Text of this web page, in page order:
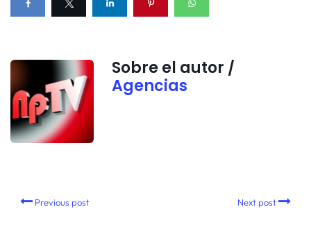
Sobre el autor /
Agencias
Previous post Next post